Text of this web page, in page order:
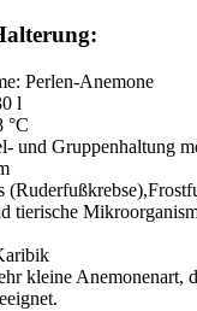
Perlen-Anemone
l
°C
und Gruppenhaltung
tierische
kleine Anemonenart,